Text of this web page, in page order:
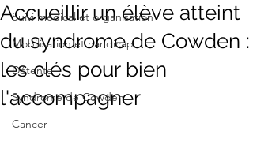
Suivi médical et organisation
Mobilisation et handicap
Détente
Syndrome de Cowden
Cancer
Accueillir un élève atteint
du syndrome de Cowden :
les clés pour bien
l'accompagner